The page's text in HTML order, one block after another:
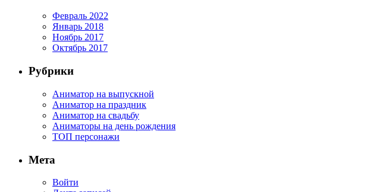
Февраль 2022
Январь 2018
Ноябрь 2017
Октябрь 2017
Рубрики
Аниматор на выпускной
Аниматор на праздник
Аниматор на свадьбу
Аниматоры на день рождения
ТОП персонажи
Мета
Войти